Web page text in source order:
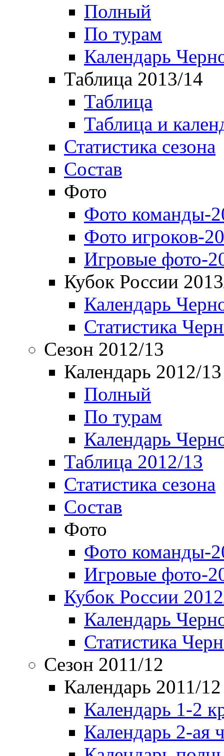
Полный
По турам
Календарь
Таблица 2013/14
Таблица
Таблица и
Статистика сезона
Состав
Фото
Фото команды-
Фото игроков-
Игровые фото-
Кубок России
Календарь
Статистика
Сезон 2012/13
Календарь 2012/13
Полный
По турам
Календарь
Таблица 2012/13
Статистика сезона
Состав
Фото
Фото команды-
Игровые фото-
Кубок России
Календарь
Статистика
Сезон 2011/12
Календарь 2011/12
Календарь 1-2
Календарь 2-ая